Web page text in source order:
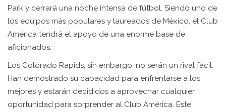
Park y cerrará una noche intensa de fútbol. Siendo uno de
los equipos más populares y laureados de México, el Club
América tendrá el apoyo de una enorme base de
aficionados.
Los Colorado Rapids, sin embargo, no serán un rival fácil.
Han demostrado su capacidad para enfrentarse a los
mejores y estarán decididos a aprovechar cualquier
oportunidad para sorprender al Club América. Este